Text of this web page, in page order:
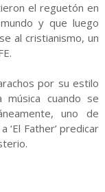
el reguetón en
y que luego
al cristianismo, un
por su estilo
música cuando se
uno de
‘El Father’ predicar